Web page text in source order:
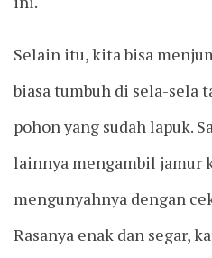
Selain itu, kita bisa
biasa tumbuh di sela-sela
pohon yang sudah lapuk.
lainnya mengambil jamur
mengunyahnya dengan
Rasanya enak dan segar,